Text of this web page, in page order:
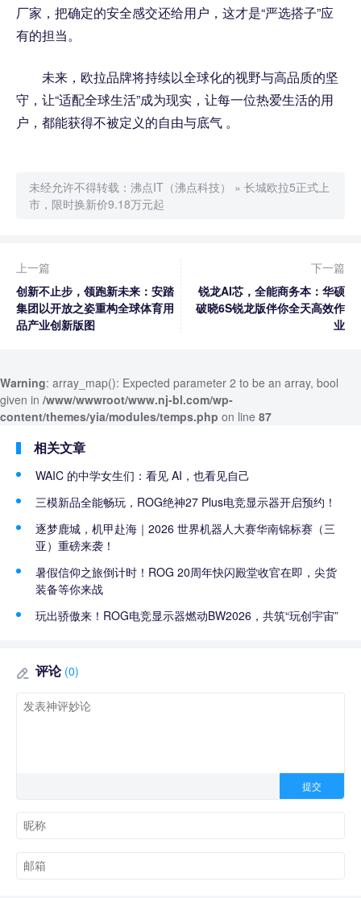
厂家，把确定的安全感交还给用户，这才是“严选搭子”应
有的担当。
未来，欧拉品牌将持续以全球化的视野与高品质的坚
守，让“适配全球生活”成为现实，让每一位热爱生活的用
户，都能获得不被定义的自由与底气 。
未经允许不得转载： 沸点IT（沸点科技） » 长城欧拉5正式上
市，限时换新价9.18万元起
上一篇
创新不止步，领跑新未来：安踏
集团以开放之姿重构全球体育用
品产业创新版图
下一篇
锐龙AI芯，全能商务本：华硕
破晓6S锐龙版伴你全天高效作
业
Warning: array_map(): Expected parameter 2 to be an array, bool
given in /www/wwwroot/www.nj-bl.com/wp-
content/themes/yia/modules/temps.php on line 87
相关文章
WAIC 的中学女生们：看见 AI，也看见自己
三模新品全能畅玩，ROG绝神27 Plus电竞显示器开启预约！
逐梦鹿城，机甲赴海｜2026 世界机器人大赛华南锦标赛（三
亚）重磅来袭！
暑假信仰之旅倒计时！ROG 20周年快闪殿堂收官在即，尖货
装备等你来战
玩出骄傲来！ROG电竞显示器燃动BW2026，共筑“玩创宇宙”
评论 (0)